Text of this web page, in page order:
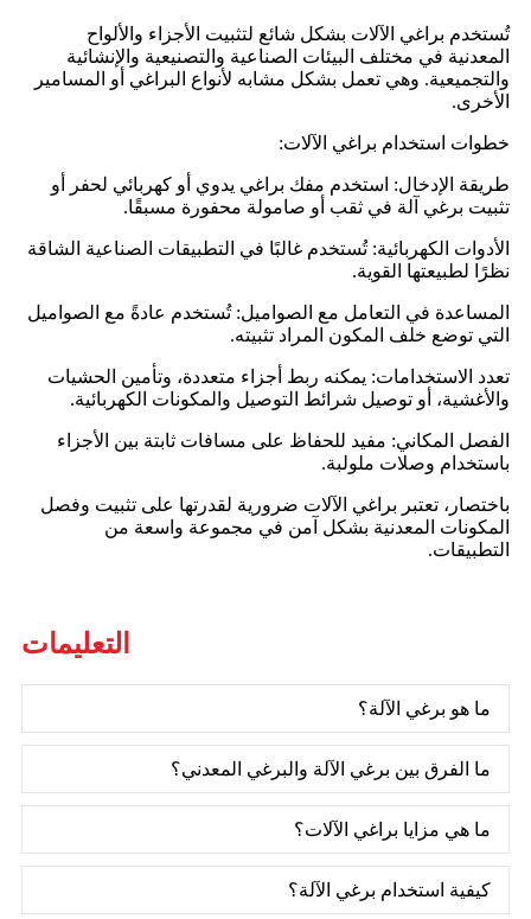
تُستخدم براغي الآلات بشكل شائع لتثبيت الأجزاء والألواح
المعدنية في مختلف البيئات الصناعية والتصنيعية والإنشائية
والتجميعية. وهي تعمل بشكل مشابه لأنواع البراغي أو المسامير
الأخرى.
خطوات استخدام براغي الآلات:
طريقة الإدخال: استخدم مفك براغي يدوي أو كهربائي لحفر أو
تثبيت برغي آلة في ثقب أو صامولة محفورة مسبقًا.
الأدوات الكهربائية: تُستخدم غالبًا في التطبيقات الصناعية الشاقة
نظرًا لطبيعتها القوية.
المساعدة في التعامل مع الصواميل: تُستخدم عادةً مع الصواميل
التي توضع خلف المكون المراد تثبيته.
تعدد الاستخدامات: يمكنه ربط أجزاء متعددة، وتأمين الحشيات
والأغشية، أو توصيل شرائط التوصيل والمكونات الكهربائية.
الفصل المكاني: مفيد للحفاظ على مسافات ثابتة بين الأجزاء
باستخدام وصلات ملولبة.
باختصار، تعتبر براغي الآلات ضرورية لقدرتها على تثبيت وفصل
المكونات المعدنية بشكل آمن في مجموعة واسعة من
التطبيقات.
التعليمات
ما هو برغي الآلة؟
ما الفرق بين برغي الآلة والبرغي المعدني؟
ما هي مزايا براغي الآلات؟
كيفية استخدام برغي الآلة؟